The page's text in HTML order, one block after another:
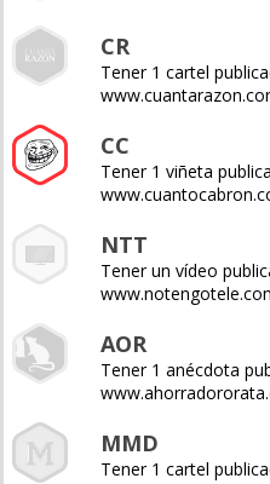
CR
Tener 1 cartel
CC
Tener 1 viñeta
NTT
Tener un vídeo
AOR
Tener 1 anécdota
MMD
Tener 1 cartel